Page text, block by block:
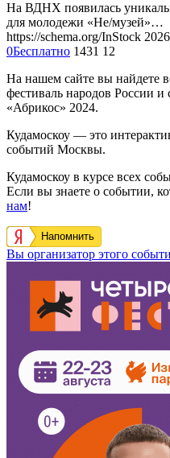
На ВДНХ появилась
для молодежи «Не/музей»…
https://schema.org/InStock
0Бесплатно 1431 12
На нашем сайте вы найдете
фестиваль народов России
«Абрикос» 2024.
Кудамоскоу — это
событий Москвы.
Кудамоскоу в курсе всех
Если вы знаете о событии,
нам!
Напомнить
Вы организатор этого